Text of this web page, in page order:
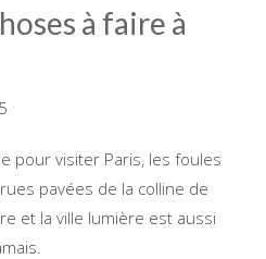
à faire à
pour visiter Paris, les foules
pavées de la colline de
et la ville lumière est aussi